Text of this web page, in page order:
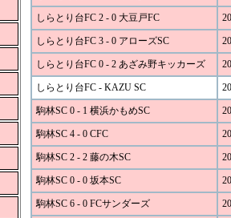
しらとり台FC 2 - 0 大豆戸FC
しらとり台FC 3 - 0 アローズSC
しらとり台FC 0 - 2 あざみ野キッカーズ
しらとり台FC - KAZU SC
駒林SC 0 - 1 横浜かもめSC
駒林SC 4 - 0 CFC
駒林SC 2 - 2 藤の木SC
駒林SC 0 - 0 坂本SC
駒林SC 6 - 0 FCサンダーズ